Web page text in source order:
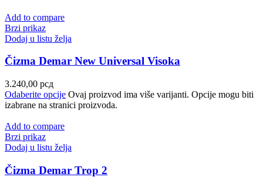
Add to compare
Brzi prikaz
Dodaj u listu želja
Čizma Demar New Universal Visoka
3.240,00 рсд
Odaberite opcije Ovaj proizvod ima više varijanti. Opcije mogu biti
izabrane na stranici proizvoda.
Add to compare
Brzi prikaz
Dodaj u listu želja
Čizma Demar Trop 2